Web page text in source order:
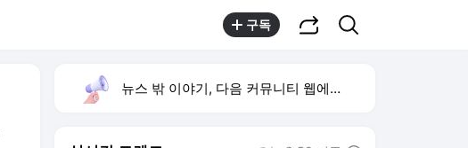
구독
뉴스 밖 이야기, 다음 커뮤니티 웹에서 보기